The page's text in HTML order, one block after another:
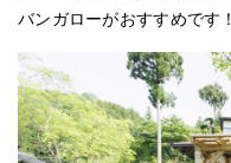
バンガローがおすすめです！